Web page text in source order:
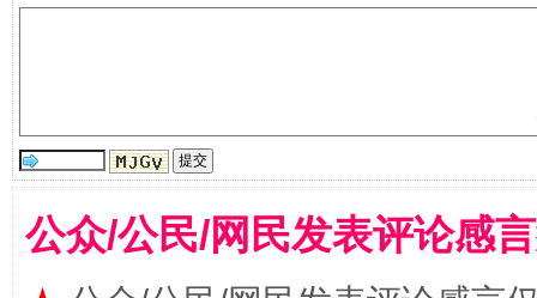
公众/公民/网民发表评论感